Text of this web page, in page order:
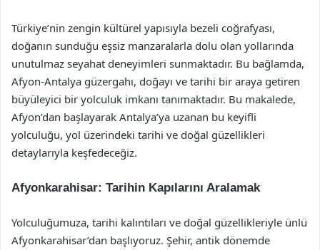
Türkiye’nin zengin kültürel yapısıyla bezeli coğrafyası,
doğanın sunduğu eşsiz manzaralarla dolu olan yollarında
unutulmaz seyahat deneyimleri sunmaktadır. Bu bağlamda,
Afyon-Antalya güzergahı, doğayı ve tarihi bir araya getiren
büyüleyici bir yolculuk imkanı tanımaktadır. Bu makalede,
Afyon’dan başlayarak Antalya’ya uzanan bu keyifli
yolculuğu, yol üzerindeki tarihi ve doğal güzellikleri
detaylarıyla keşfedeceğiz.
Afyonkarahisar: Tarihin Kapılarını Aralamak
Yolculuğumuza, tarihi kalıntıları ve doğal güzellikleriyle ünlü
Afyonkarahisar’dan başlıyoruz. Şehir, antik dönemde